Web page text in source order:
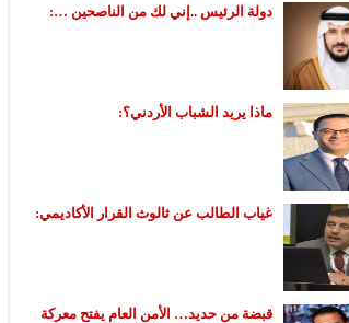
دولة الرئيس ..إني لك من الناصحين …:
ماذا يريد الشباب الأردني؟:
غياب الطالب عن ثالوث القرار الأكاديمي:
قبضة من حديد… الأمن العام يفتح معركة